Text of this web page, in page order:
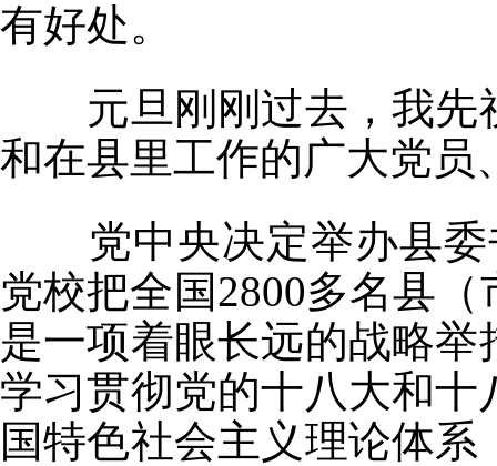
有好处。
元旦刚刚过去，我先
和在县里工作的广大党员
党中央决定举办县委
党校把全国2800多名县
是一项着眼长远的战略
学习贯彻党的十八大和
国特色社会主义理论体